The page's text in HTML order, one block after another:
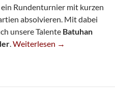
Rundenturnier mit kurzen
absolvieren. Mit dabei
unsere Talente Batuhan
.Spielpraxis In Mülheim
Weiterlesen →